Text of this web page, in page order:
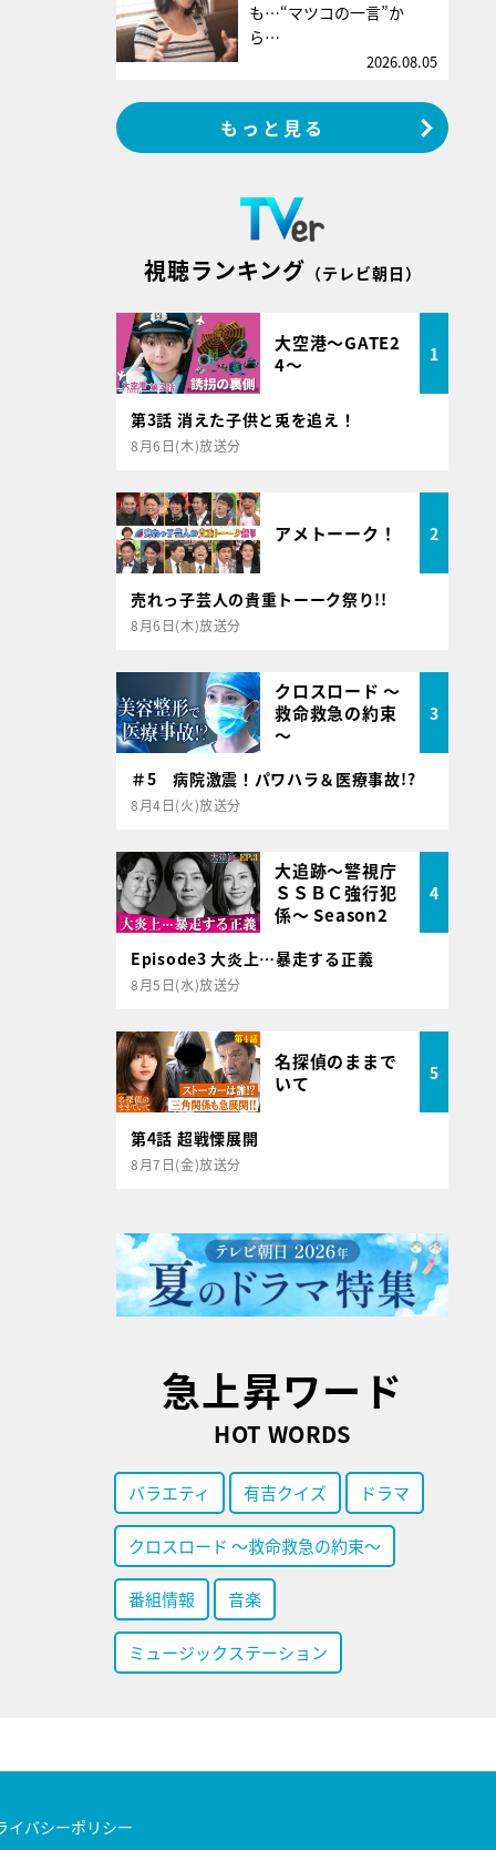
も…“マツコの一言”か
ら…
2026.08.05
もっと見る
視聴ランキング （テレビ朝日）
大空港～GATE2
4～
1
第3話 消えた子供と兎を追え！
8月6日(木)放送分
アメトーーク！ 2
売れっ子芸人の貴重トーーク祭り!!
8月6日(木)放送分
クロスロード ～
救命救急の約束
～
3
＃5 病院激震！パワハラ＆医療事故!?
8月4日(火)放送分
大追跡～警視庁
ＳＳＢＣ強行犯
係～ Season2
4
Episode3 大炎上…暴走する正義
8月5日(水)放送分
名探偵のままで
いて
5
第4話 超戦慄展開
8月7日(金)放送分
急上昇ワード
HOT WORDS
バラエティ 有吉クイズ ドラマ
クロスロード ～救命救急の約束～
番組情報 音楽
ミュージックステーション
イバシーポリシー